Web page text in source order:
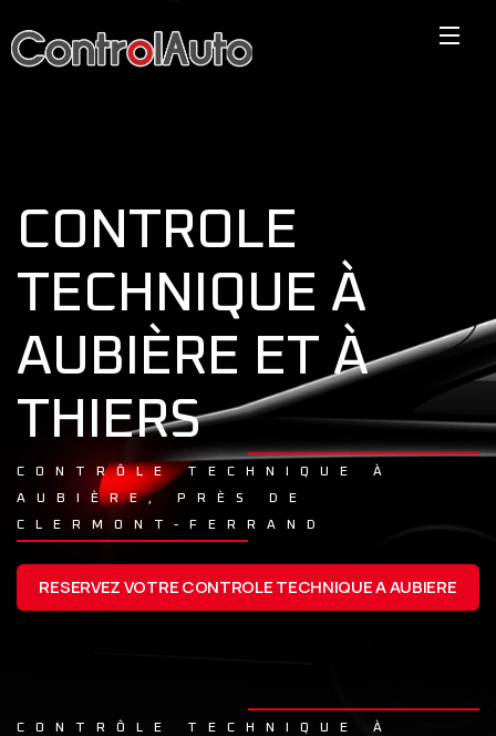
CONTROLE
TECHNIQUE À
AUBIÈRE ET À
THIERS
CONTRÔLE TECHNIQUE À
AUBIÈRE, PRÈS DE
CLERMONT-FERRAND
RESERVEZ VOTRE CONTROLE TECHNIQUE A AUBIERE
CONTRÔLE TECHNIQUE À